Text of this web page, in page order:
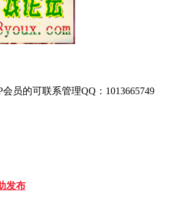
员的可联系管理QQ：1013665749
发布